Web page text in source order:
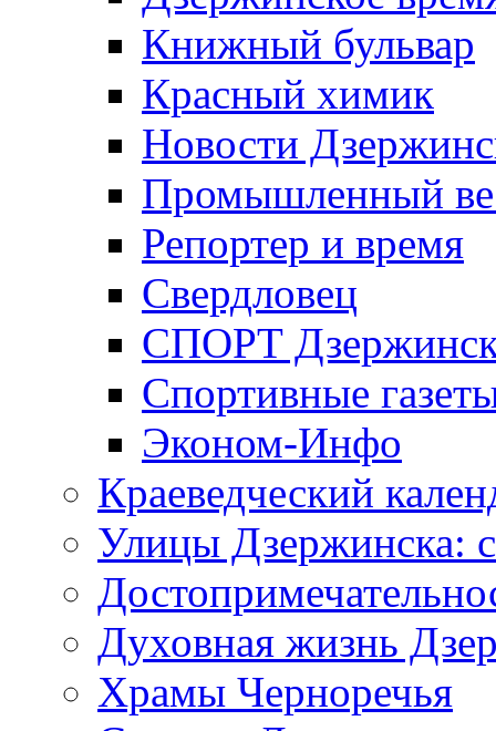
Книжный бульвар
Красный химик
Новости
Промышленный
Репортер и время
Свердловец
СПОРТ
Спортивные
Эконом-Инфо
Краеведческий
Улицы Дзержинска:
Духовная жизнь
Храмы Черноречья